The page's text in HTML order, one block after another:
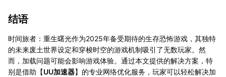
结语
时间旅者：重生曙光作为2025年备受期待的生存恐怖游戏，其独特
的未来废土世界设定和穿梭时空的游戏机制吸引了无数玩家。然
而，加载问题可能会影响游戏体验。通过本文提供的解决方案，特
别是借助【UU加速器】的专业网络优化服务，玩家可以轻松解决加